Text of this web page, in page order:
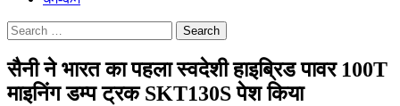
Search
for:
सैनी ने भारत का पहला स्वदेशी हाइब्रिड पावर 100T
माइनिंग डम्प ट्रक SKT130S पेश किया